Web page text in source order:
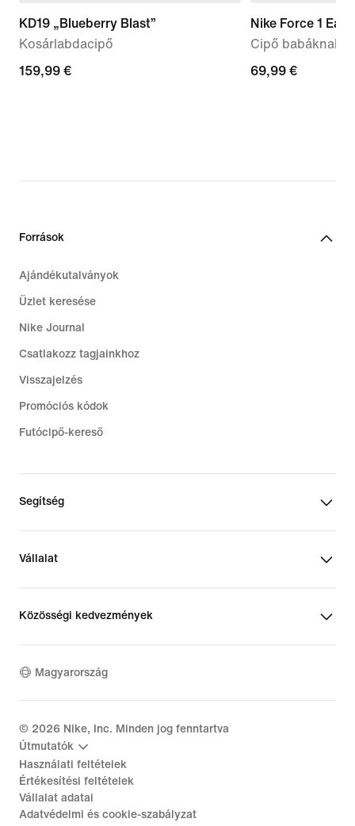
KD19 „Blueberry Blast”
Kosárlabdacipő
159,99
159,99 €
Nike Force 1
Cipő babáknak
69,99
69,99 €
Források
Ajándékutalványok
Üzlet keresése
Nike Journal
Csatlakozz tagjainkhoz
Visszajelzés
Promóciós kódok
Futócipő-kereső
Segítség
Vállalat
Közösségi kedvezmények
Magyarország
© 2026 Nike, Inc. Minden jog fenntartva
Útmutatók
Használati feltételek
Értékesítési feltételek
Vállalat adatai
Adatvédelmi és cookie-szabályzat